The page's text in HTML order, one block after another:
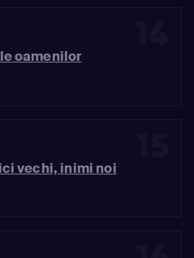
oamenilor
vechi, inimi noi